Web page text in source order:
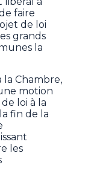
faire
de loi
grands
la
Chambre,
motion
loi à la
fin de la
les